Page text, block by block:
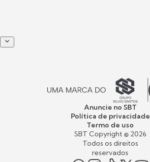
Anuncie no SBT
Política de privacidade
Termo de uso
SBT Copyright © 2026
Todos os direitos
reservados